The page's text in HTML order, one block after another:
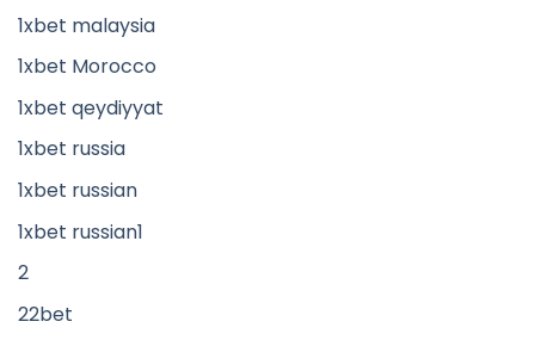
1xbet malaysia
1xbet Morocco
1xbet qeydiyyat
1xbet russia
1xbet russian
1xbet russian1
2
22bet